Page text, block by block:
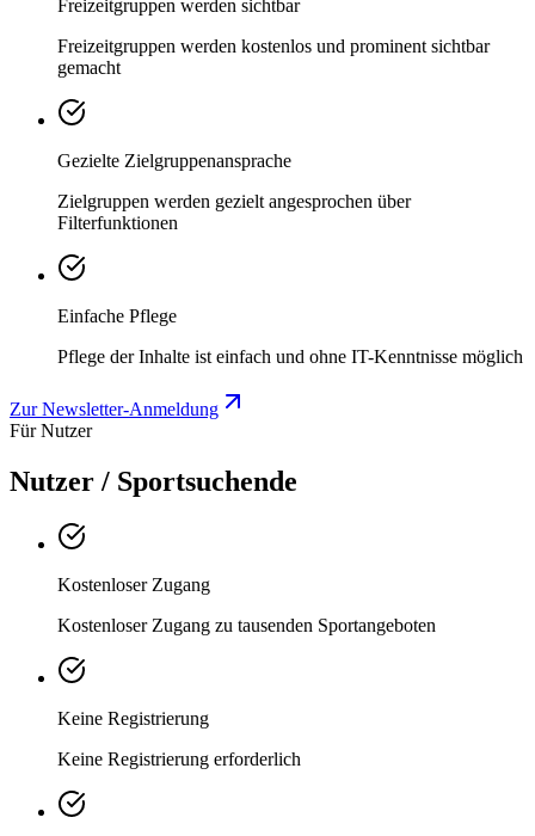
Freizeitgruppen werden sichtbar
Freizeitgruppen werden kostenlos und prominent sichtbar
gemacht
Gezielte Zielgruppenansprache
Zielgruppen werden gezielt angesprochen über
Filterfunktionen
Einfache Pflege
Pflege der Inhalte ist einfach und ohne IT-Kenntnisse möglich
Zur Newsletter-Anmeldung
Für Nutzer
Nutzer / Sportsuchende
Kostenloser Zugang
Kostenloser Zugang zu tausenden Sportangeboten
Keine Registrierung
Keine Registrierung erforderlich